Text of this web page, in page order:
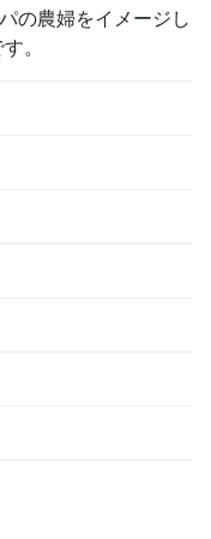
の農婦をイメージし
。